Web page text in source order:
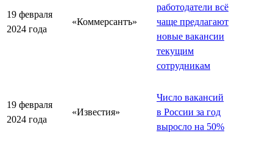
19 февраля
2024 года
«Коммерсантъ»
работодатели всё
чаще предлагают
новые вакансии
текущим
сотрудникам
19 февраля
2024 года
«Известия»
Число вакансий
в России за год
выросло на 50%